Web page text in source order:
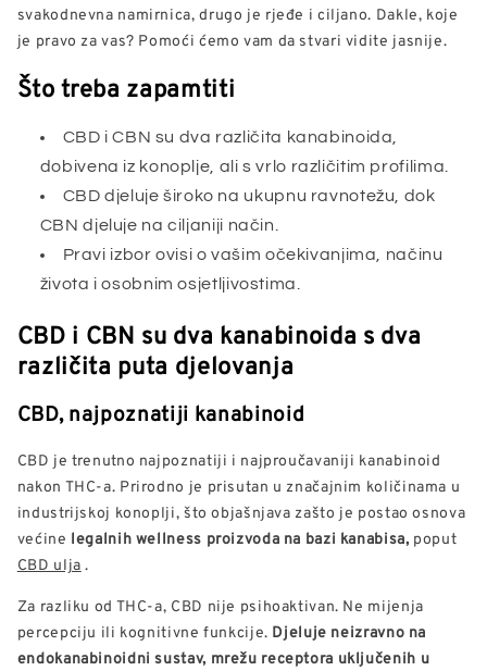
svakodnevna namirnica, drugo je rjeđe i ciljano. Dakle, koje
je pravo za vas? Pomoći ćemo vam da stvari vidite jasnije.
Što treba zapamtiti
CBD i CBN su dva različita kanabinoida,
dobivena iz konoplje, ali s vrlo različitim profilima.
CBD djeluje široko na ukupnu ravnotežu, dok
CBN djeluje na ciljaniji način.
Pravi izbor ovisi o vašim očekivanjima, načinu
života i osobnim osjetljivostima.
CBD i CBN su dva kanabinoida s dva
različita puta djelovanja
CBD, najpoznatiji kanabinoid
CBD je trenutno najpoznatiji i najproučavaniji kanabinoid
nakon THC-a. Prirodno je prisutan u značajnim količinama u
industrijskoj konoplji, što objašnjava zašto je postao osnova
većine legalnih wellness proizvoda na bazi kanabisa, poput
CBD ulja.
Za razliku od THC-a, CBD nije psihoaktivan. Ne mijenja
percepciju ili kognitivne funkcije. Djeluje neizravno na
endokanabinoidni sustav, mrežu receptora uključenih u